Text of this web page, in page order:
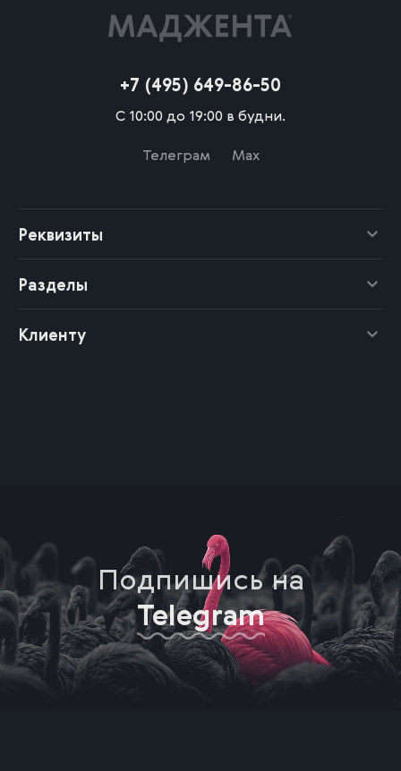
+7 (495) 649-86-50
С 10:00 до 19:00 в будни.
Телеграм
Max
Реквизиты
Разделы
Клиенту
Подпишись на
Telegram